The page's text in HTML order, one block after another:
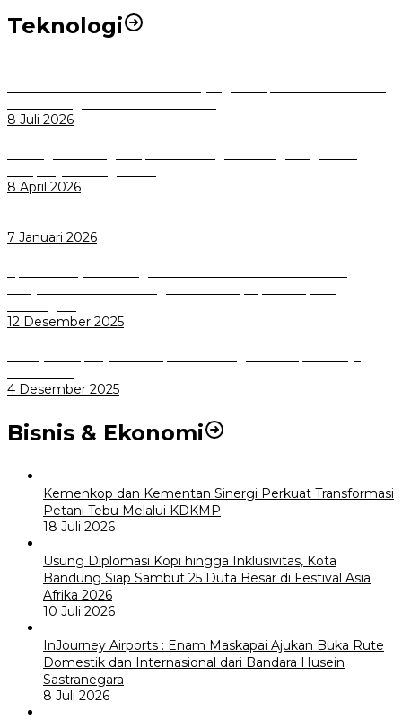
Teknologi
8 Juli 2026
8 April 2026
7 Januari 2026
12 Desember 2025
4 Desember 2025
Bisnis & Ekonomi
Kemenkop dan Kementan Sinergi Perkuat Transformasi
Petani Tebu Melalui KDKMP
18 Juli 2026
Usung Diplomasi Kopi hingga Inklusivitas, Kota
Bandung Siap Sambut 25 Duta Besar di Festival Asia
Afrika 2026
10 Juli 2026
InJourney Airports : Enam Maskapai Ajukan Buka Rute
Domestik dan Internasional dari Bandara Husein
Sastranegara
8 Juli 2026